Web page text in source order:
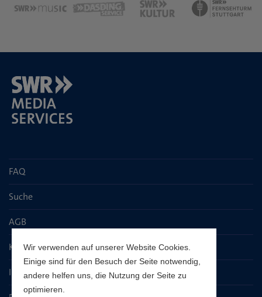
Wir verwenden auf unserer Website Cookies.
Einige sind für den Besuch der Seite notwendig,
andere helfen uns, die Nutzung der Seite zu
optimieren.
FAQ
Suche
AGB
Kontaktseite
Impressum